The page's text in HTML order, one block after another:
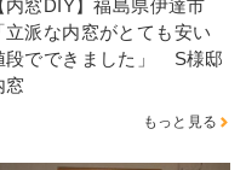
内窓DIY】福島県伊達市
立派な内窓がとても安い
段でできました」 S様邸
窓
もっと見る